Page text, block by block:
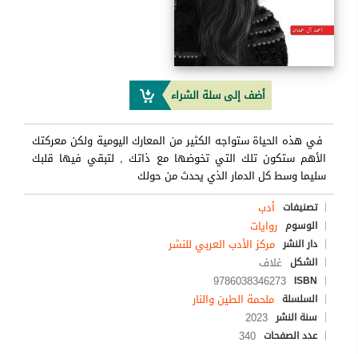
أضف إلى سلة الشراء
في هذه الحياة ستواجه الكثير من المعارك اليومية ولكن معركتك
الأهم ستكون تلك التي تخوضها مع ذاتك , لتبقي فيها قلبك
سليما وسط كل الدمار الذي يحدث من حولك
تصنيفات أدب
الوسوم روايات
دار النشر مركز الأدب العربي للنشر
الشكل غلاف
ISBN
9786038346273
السلسلة ملحمة الطين والنار
سنة النشر 2023
عدد الصفحات 340